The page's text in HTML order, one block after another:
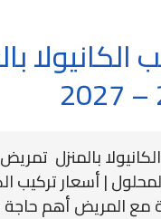
الكانيولا
بالمنزل
| أسعار تركيب
مع المريض أهم